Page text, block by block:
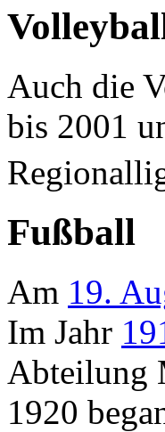
Auch die
bis 2001
Fußball
Am 19.
Im Jahr
Abteilung
1920